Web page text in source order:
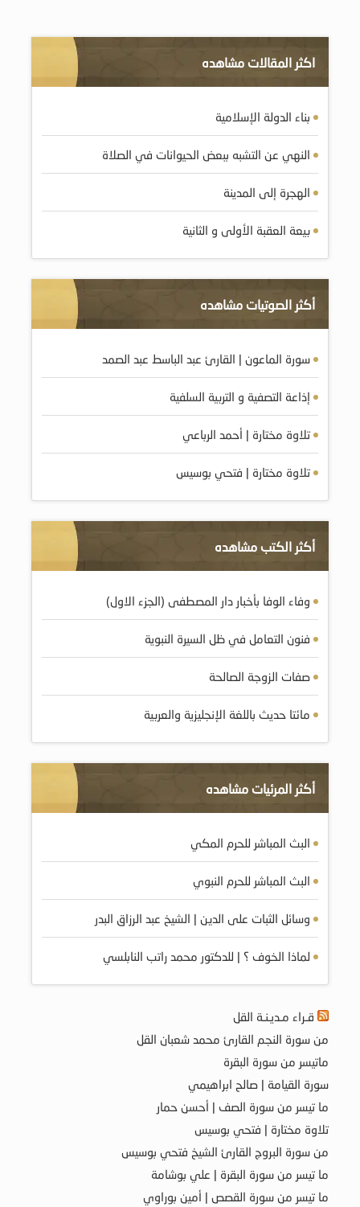
اكثر المقالات مشاهده
بناء الدولة الإسلامية
النهي عن التشبه ببعض الحيوانات في الصلاة
الهجرة إلى المدينة
بيعة العقبة الأولى و الثانية
أكثر الصوتيات مشاهده
سورة الماعون | القارئ عبد الباسط عبد الصمد
إذاعة التصفية و التربية السلفية
تلاوة مختارة | أحمد الرباعي
تلاوة مختارة | فتحي بوسيس
أكثر الكتب مشاهده
وفاء الوفا بأخبار دار المصطفى (الجزء الاول)
فنون التعامل في ظل السيرة النبوية
صفات الزوجة الصالحة
مائتا حديث باللغة الإنجليزية والعربية
أكثر المرئيات مشاهده
البث المباشر للحرم المكي
البث المباشر للحرم النبوي
وسائل الثبات على الدين | الشيخ عبد الرزاق البدر
لماذا الخوف ؟ | للدكتور محمد راتب النابلسي
قـراء مـديـنـة القل
من سورة النجم القارئ محمد شعبان القل
ماتيسر من سورة البقرة
سورة القيامة | صالح ابراهيمي
ما تيسر من سورة الصف | أحسن حمار
تلاوة مختارة | فتحي بوسيس
من سورة البروج القارئ الشيخ فتحي بوسيس
ما تيسر من سورة البقرة | علي بوشامة
ما تيسر من سورة القصص | أمين بوراوي